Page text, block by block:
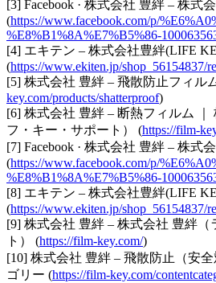
[3] Facebook · 株式会社 豊絆 – 株式
(https://www.facebook.com/p/
%E8%B1%8A%E7%B5%86-
[4] エキテン – 株式会社豊絆(LIFE
(https://www.ekiten.jp/shop_56154837/
[5] 株式会社 豊絆 – 飛散防止フィル
key.com/products/shatterproof)
[6] 株式会社 豊絆 – 断熱フィルム ｜
フ・キー・サポート） (https://film-
[7] Facebook · 株式会社 豊絆 – 株式
(https://www.facebook.com/p/
%E8%B1%8A%E7%B5%86-
[8] エキテン – 株式会社豊絆(LIFE
(https://www.ekiten.jp/shop_56154837/
[9] 株式会社 豊絆 – 株式会社 豊絆
ト） (https://film-key.com/)
[10] 株式会社 豊絆 – 飛散防止（安
ゴリー (https://film-key.com/